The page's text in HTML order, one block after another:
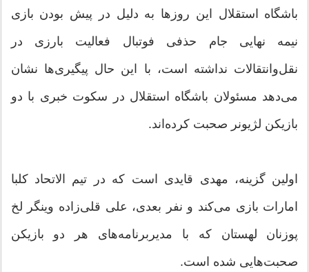
باشگاه استقلال این روزها به دلیل در پیش بودن بازی
نیمه نهایی جام حذفی فوتبال فعالیت بارزی در
نقل‌وانتقالات نداشته است، با این حال پیگیری‌ها نشان
می‌دهد مسئولان باشگاه استقلال در سکوت خبری با دو
بازیکن لژیونر صحبت کرده‌اند.
اولین گزینه، مهدی قایدی است که در تیم الاتحاد کلبا
امارات بازی می‌کند و نفر بعدی، علی قلی‌زاده وینگر لخ
پوزنان لهستان که با مدیربرنامه‌های هر دو بازیکن
صحبت‌هایی شده است.